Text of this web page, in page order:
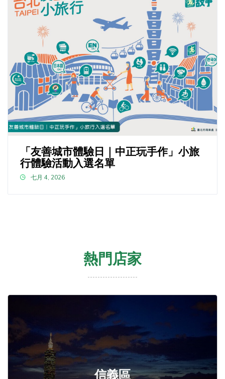
「友善城市體驗日｜中正玩手作」小旅
行體驗活動入選名單
七月 4, 2026
熱門店家
信義區